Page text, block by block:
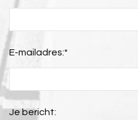
E-mailadres:*
Je bericht: